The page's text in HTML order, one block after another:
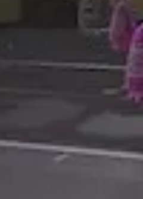
マーベル闘魂攻
略
SAOEoA攻略
カルドセプトビ
ギンズ攻略